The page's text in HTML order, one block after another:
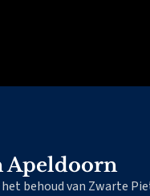
Apeldoorn
behoud van Zwarte